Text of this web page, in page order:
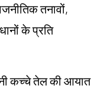
तनावों,
के प्रति
कच्चे तेल की आयात